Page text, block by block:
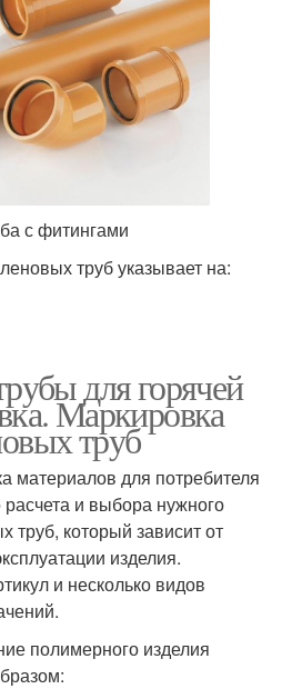
с фитингами
труб указывает на:
для горячей
Маркировка
труб
материалов для потребителя
и выбора нужного
труб, который зависит от
изделия.
и несколько видов
полимерного изделия